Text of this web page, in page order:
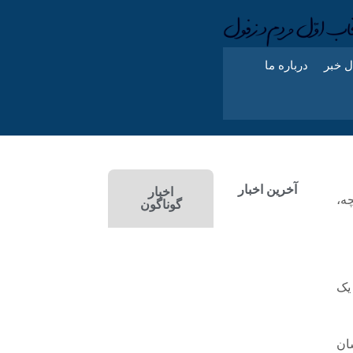
خبر درباره ما
یک
آخرین اخبار
اخبار
گوناگون